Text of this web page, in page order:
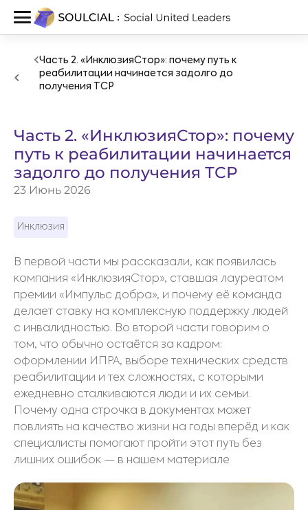
Часть 2. «ИнклюзияСтор»: почему путь к
реабилитации начинается задолго до
получения ТСР
Часть 2. «ИнклюзияСтор»: почему
путь к реабилитации начинается
задолго до получения ТСР
23 Июнь 2026
Инклюзия
В первой части мы рассказали, как появилась
компания «ИнклюзияСтор», ставшая лауреатом
премии «Импульс добра», и почему её команда
делает ставку на комплексную поддержку людей
с инвалидностью. Во второй части говорим о
том, что обычно остаётся за кадром:
оформлении ИПРА, выборе технических средств
реабилитации и тех сложностях, с которыми
ежедневно сталкиваются люди и их семьи.
Почему одна строчка в документах может
повлиять на качество жизни на годы вперёд и как
специалисты помогают пройти этот путь без
лишних ошибок — в нашем материале